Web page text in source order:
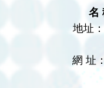
名
地址
網 址